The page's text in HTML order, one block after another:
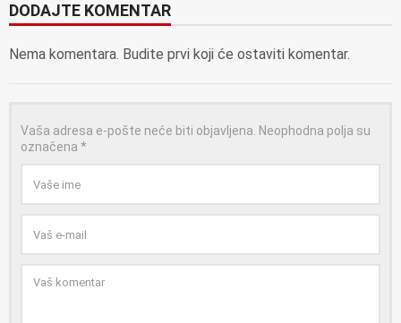
DODAJTE KOMENTAR
Nema komentara. Budite prvi koji će ostaviti komentar.
Vaša adresa e-pošte neće biti objavljena. Neophodna polja su
označena *